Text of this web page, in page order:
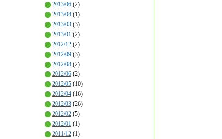
2013/06 (2)
2013/04 (1)
2013/03 (3)
2013/01 (2)
2012/12 (2)
2012/09 (3)
2012/08 (2)
2012/06 (2)
2012/05 (10)
2012/04 (16)
2012/03 (26)
2012/02 (5)
2012/01 (1)
2011/12 (1)